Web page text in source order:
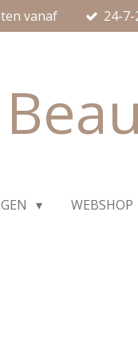
vanaf 24-
WEBSHOP